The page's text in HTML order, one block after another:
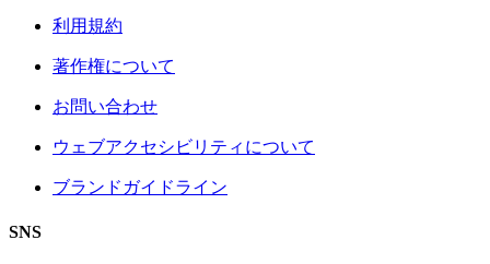
利用規約
著作権について
お問い合わせ
ウェブアクセシビリティについて
ブランドガイドライン
SNS